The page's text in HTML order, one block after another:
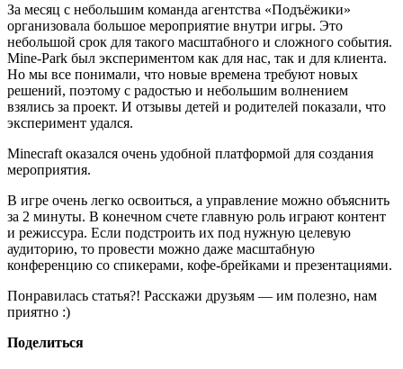
За месяц с небольшим команда агентства «Подъёжики»
организовала большое мероприятие внутри игры. Это
небольшой срок для такого масштабного и сложного события.
Mine-Park был экспериментом как для нас, так и для клиента.
Но мы все понимали, что новые времена требуют новых
решений, поэтому с радостью и небольшим волнением
взялись за проект. И отзывы детей и родителей показали, что
эксперимент удался.
Minecraft оказался очень удобной платформой для создания
мероприятия.
В игре очень легко освоиться, а управление можно объяснить
за 2 минуты. В конечном счете главную роль играют контент
и режиссура. Если подстроить их под нужную целевую
аудиторию, то провести можно даже масштабную
конференцию со спикерами, кофе-брейками и презентациями.
Понравилась статья?! Расскажи друзьям — им полезно, нам
приятно :)
Поделиться